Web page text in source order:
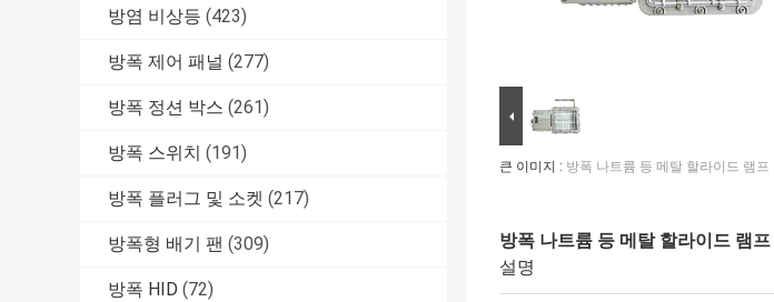
방염 비상등 (423)
방폭 제어 패널 (277)
방폭 정션 박스 (261)
방폭 스위치 (191)
방폭 플러그 및 소켓 (217)
방폭형 배기 팬 (309)
방폭 HID (72)
큰 이미지 : 방폭 나트륨 등 메탈 할라이드 램프
방폭 나트륨 등 메탈 할라이드 램
설명